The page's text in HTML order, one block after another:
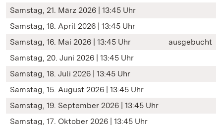
Samstag, 21. März 2026 | 13:45 Uhr
Samstag, 18. April 2026 | 13:45 Uhr
Samstag, 16. Mai 2026 | 13:45 Uhr
ausgebucht
Samstag, 20. Juni 2026 | 13:45 Uhr
Samstag, 18. Juli 2026 | 13:45 Uhr
Samstag, 15. August 2026 | 13:45 Uhr
Samstag, 19. September 2026 | 13:45 Uhr
Samstag, 17. Oktober 2026 | 13:45 Uhr